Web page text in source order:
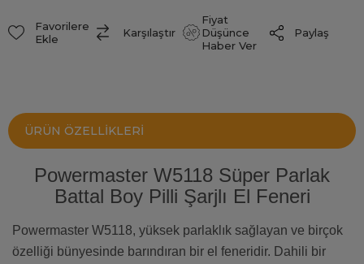
Favorilere
Ekle
Karşılaştır
Fiyat
Düşünce
Haber Ver
Paylaş
ÜRÜN ÖZELLIKLERI
Powermaster W5118 Süper Parlak
Battal Boy Pilli Şarjlı El Feneri
Powermaster W5118, yüksek parlaklık sağlayan ve birçok
özelliği bünyesinde barındıran bir el feneridir. Dahili bir